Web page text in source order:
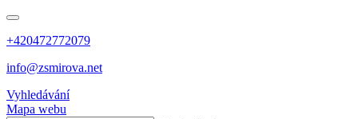
+420472772079
info@zsmirova.net
Vyhledávání
Mapa webu